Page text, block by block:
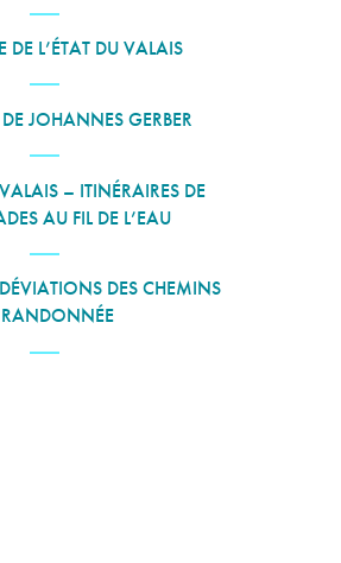
DE L’ÉTAT DU VALAIS
JOHANNES GERBER
– ITINÉRAIRES DE
AU FIL DE L’EAU
DÉVIATIONS DES CHEMINS
RANDONNÉE